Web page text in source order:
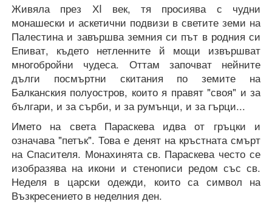
Живяла през ХI век, тя просиява с чудни
монашески и аскетични подвизи в светите земи на
Палестина и завършва земния си път в родния си
Епиват, където нетленните й мощи извършват
многобройни чудеса. Оттам започват нейните
дълги посмъртни скитания по земите на
Балканския полуостров, които я правят "своя" и за
българи, и за сърби, и за румънци, и за гърци...
Името на света Параскева идва от гръцки и
означава "петък". Това е денят на кръстната смърт
на Спасителя. Монахинята св. Параскева често се
изобразява на икони и стенописи редом със св.
Неделя в царски одежди, които са символ на
Възкресението в неделния ден.